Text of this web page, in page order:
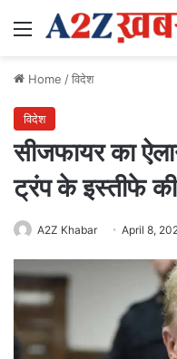
Menu
Home /विदेश
विदेश
सीजफायर का
ट्रंप के इस्तीफे की
A2Z Khabar April 8,